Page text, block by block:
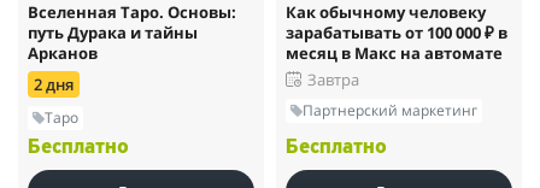
Вселенная Таро. Основы:
путь Дурака и тайны
Арканов
2 дня
Таро
Бесплатно
Как обычному человеку
зарабатывать от 100 000 ₽ в
месяц в Макс на автомате
Завтра
Партнерский маркетинг
Бесплатно